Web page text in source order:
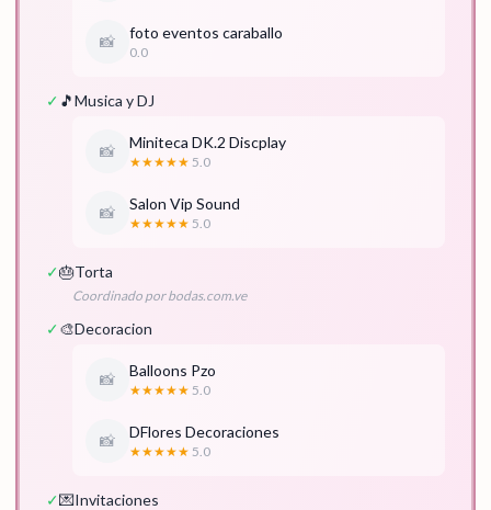
📸 foto eventos caraballo
0.0
✓ 🎵Musica y DJ
📸 Miniteca DK.2 Discplay
★★★★★ 5.0
📸 Salon Vip Sound
★★★★★ 5.0
✓🎂Torta
Coordinado por bodas.com.ve
✓🎨Decoracion
📸 Balloons Pzo
★★★★★ 5.0
📸 DFlores Decoraciones
★★★★★ 5.0
✓💌Invitaciones